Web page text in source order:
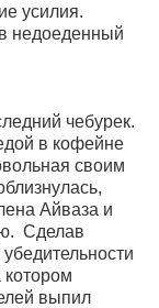
усилия.
недоеденный
чебурек.
в кофейне
своим
Айваза и
Сделав
котором
выпил